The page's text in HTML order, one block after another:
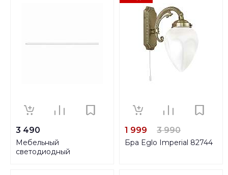
3 490
Мебельный
светодиодный
1 999 3 990
Бра Eglo Imperial 82744